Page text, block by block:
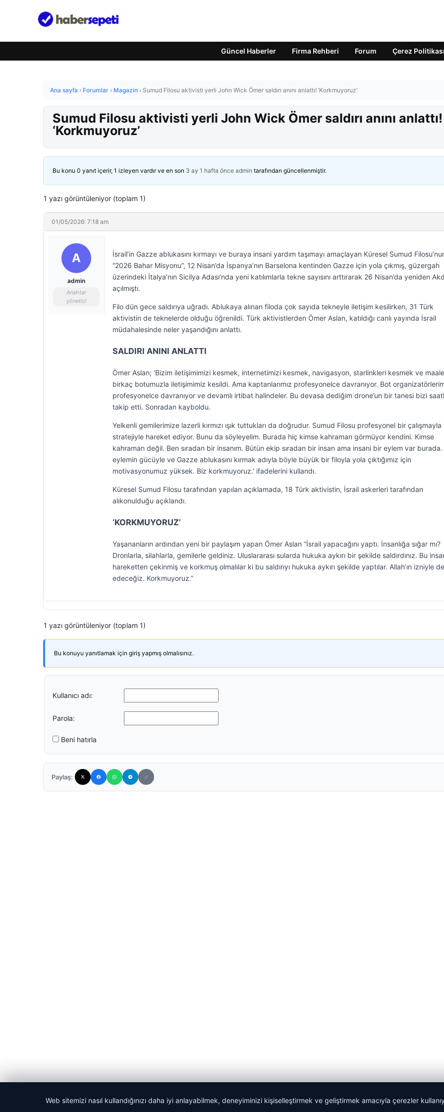
Güncel Haberler Firma Rehberi Forum Çerez Politikası
Ana sayfa › Forumlar › Magazin › Sumud Filosu aktivisti yerli John Wick Ömer saldırı anını anlattı! ‘Korkmuyoruz’
Sumud Filosu aktivisti yerli John Wick Ömer saldırı anını anlattı!
‘Korkmuyoruz’
Bu konu 0 yanıt içerir, 1 izleyen vardır ve en son 3 ay 1 hafta önce admin tarafından güncellenmiştir.
1 yazı görüntüleniyor (toplam 1)
01/05/2026: 7:18 am
A
admin
Anahtar
yönetici
İsrail’in Gazze ablukasını kırmayı ve buraya insani yardım taşımayı amaçlayan Küresel Sumud
“2026 Bahar Misyonu”, 12 Nisan’da İspanya’nın Barselona kentinden Gazze için yola çıkmış, güzergah
üzerindeki İtalya’nın Sicilya Adası’nda yeni katılımlarla tekne sayısını arttırarak 26 Nisan’da yeniden
açılmıştı.
Filo dün gece saldırıya uğradı. Ablukaya alınan filoda çok sayıda tekneyle iletişim kesilirken, 31 Türk
aktivistin de teknelerde olduğu öğrenildi. Türk aktivistlerden Ömer Aslan, katıldığı canlı yayında İsrail
müdahalesinde neler yaşandığını anlattı.
SALDIRI ANINI ANLATTI
Ömer Aslan; ‘Bizim iletişimimizi kesmek, internetimizi kesmek, navigasyon, starlinkleri kesmek ve
birkaç botumuzla iletişimimiz kesildi. Ama kaptanlarımız profesyonelce davranıyor. Bot
profesyonelce davranıyor ve devamlı irtibat halindeler. Bu devasa dediğim drone’un bir tanesi bizi
takip etti. Sonradan kayboldu.
Yelkenli gemilerimize lazerli kırmızı ışık tuttukları da doğrudur. Sumud Filosu profesyonel bir çalışmayla
stratejiyle hareket ediyor. Bunu da söyleyelim. Burada hiç kimse kahraman görmüyor kendini. Kimse
kahraman değil. Ben sıradan bir insanım. Bütün ekip sıradan bir insan ama insani bir eylem var
eylemin gücüyle ve Gazze ablukasını kırmak adıyla böyle büyük bir filoyla yola çıktığımız için
motivasyonumuz yüksek. Biz korkmuyoruz.’ ifadelerini kullandı.
Küresel Sumud Filosu tarafından yapılan açıklamada, 18 Türk aktivistin, İsrail askerleri tarafından
alıkonulduğu açıklandı.
‘KORKMUYORUZ’
Yaşananların ardından yeni bir paylaşım yapan Ömer Aslan ”İsrail yapacağını yaptı. İnsanlığa sığar mı?
Dronlarla, silahlarla, gemilerle geldiniz. Uluslararası sularda hukuka aykırı bir şekilde saldırdınız. Bu
hareketten çekinmiş ve korkmuş olmalılar ki bu saldırıyı hukuka aykırı şekilde yaptılar. Allah’ın izniyle
edeceğiz. Korkmuyoruz.”
1 yazı görüntüleniyor (toplam 1)
Bu konuyu yanıtlamak için giriş yapmış olmalısınız.
Kullanıcı adı:
Parola:
Beni hatırla
Paylaş:
Web sitemizi nasıl kullandığınızı daha iyi anlayabilmek, deneyiminizi kişiselleştirmek ve geliştirmek amacıyla çerezler